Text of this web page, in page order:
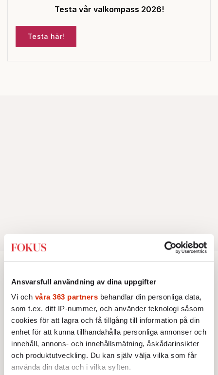
Ansvarsfull användning av dina uppgifter
Vi och våra 363 partners behandlar din personliga data,
som t.ex. ditt IP-nummer, och använder teknologi såsom
cookies för att lagra och få tillgång till information på din
enhet för att kunna tillhandahålla personliga annonser och
innehåll, annons- och innehållsmätning, åskådarinsikter
och produktutveckling. Du kan själv välja vilka som får
använda din data och i vilka syften.
Testa vår valkompass 2026!
Testa här!
Analys
Så flyr Sverige sitt ansvar för
Estonia
Den nya Estoniautredningen
förbereder en reträtt från det
tidigare beskedet om att Estonia
inte var sjövärdig.
Av: Mats Holm och Susanna Popova